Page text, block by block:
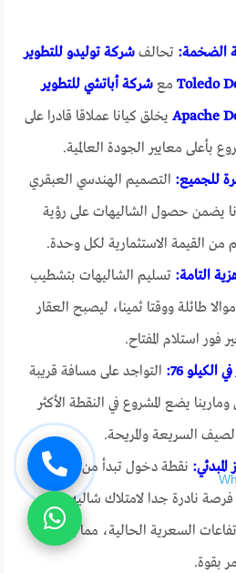
الضخمة: تحالفشركة توليدو للتطوير
معشركة أباتشي للتطوير
يخلق كيانا عملاقا قادرا على
بأعلى معايير الجودة العالمية.
للجميع: التصميم الهندسي العبقري
يضمن حصول الشاليهات على رؤية
من القيمة الاستثمارية لكل وحدة.
التامة: تسليم الشاليهات بتشطيب
طائلة ووقتا ثمينا، ليصبح العقار
فور استلام المفتاح.
الكيلو 76:
التواجد على مسافة قريبة
يضع المشروع في النقطة الأكثر
السريعة والمريحة.
نقطة دخول تبدأ من
نادرة جدا لامتلاك شاليه على
السعرية الحالية، مما يضمن
بقوة.